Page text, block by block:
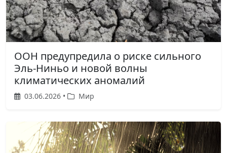
ООН предупредила о риске сильного
Эль-Ниньо и новой волны
климатических аномалий
03.06.2026 • Мир